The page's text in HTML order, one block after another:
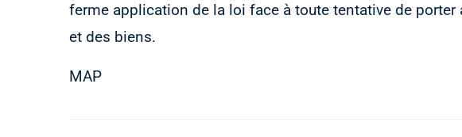
ferme application de la loi face à toute tentative de
et des biens.
MAP